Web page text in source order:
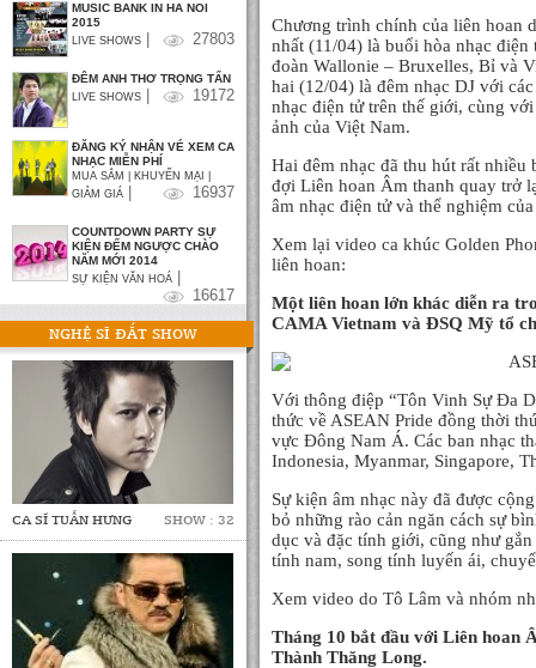
MUSIC BANK IN HA NOI
2015
LIVE SHOWS 27803
ĐÊM ANH THƠ TRỌNG TẤN
LIVE SHOWS 19172
ĐĂNG KÝ NHẬN VÉ XEM CA
NHẠC MIỄN PHÍ
MUA SẮM | KHUYẾN MẠI |
GIẢM GIÁ
16937
COUNTDOWN PARTY SỰ
KIỆN ĐẾM NGƯỢC CHÀO
NĂM MỚI 2014
SỰ KIỆN VĂN HOÁ
16617
NGHỆ SĨ ĐẮT SHOW
CA SĨ TUẤN HƯNG SHOW : 32
Chương trình chính của liên hoan
nhất (11/04) là buổi hòa nhạc
đoàn Wallonie – Bruxelles, Bỉ và
hai (12/04) là đêm nhạc DJ với
nhạc điện tử trên thế giới, cùng
ảnh của Việt Nam.
Hai đêm nhạc đã thu hút rất nhiều
đợi Liên hoan Âm thanh quay trở
âm nhạc điện tử và thể nghiệm
Xem lại video ca khúc Golden
liên hoan:
Một liên hoan lớn khác diễn ra
CAMA Vietnam và ĐSQ Mỹ tổ
Với thông điệp “Tôn Vinh Sự Đa
thức về ASEAN Pride đồng thời
vực Đông Nam Á. Các ban nhạc
Indonesia, Myanmar, Singapore,
Sự kiện âm nhạc này đã được
bỏ những rào cản ngăn cách sự
dục và đặc tính giới, cũng như
tính nam, song tính luyến ái,
Xem video do Tô Lâm và nhóm
Tháng 10 bắt đầu với Liên hoan
Thành Thăng Long.